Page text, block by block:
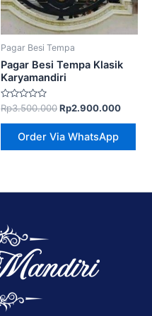
Pagar Besi Tempa
Pagar Besi Tempa Klasik
Karyamandiri
Dinilai
0
dari
Rp3.500.000Rp2.900.000
Order Via WhatsApp